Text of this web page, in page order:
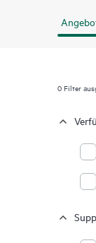
0Filter